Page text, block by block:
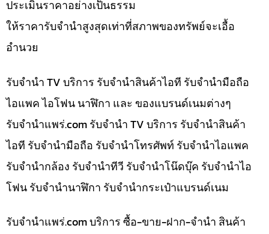
ประเมินราคาอย่างเป็นธรรม
ให้ราคารับจำนำสูงสุดเท่าที่สภาพของทรัพย์จะเอื้อ
อำนวย
รับจำนำ TV บริการ รับจำนำสินค้าไอที รับจำนำมือถือ
ไอแพค ไอโฟน นาฬิกา และ ของแบรนด์เนมต่างๆ
รับจํานําแพร่.com รับจำนำ TV บริการ รับจำนำสินค้า
ไอที รับจำนำมือถือ รับจำนำโทรศัพท์ รับจำนำไอแพค
รับจำนำกล้อง รับจำนำทีวี รับจำนำโน๊ดบุ๊ค รับจำนำไอ
โฟน รับจำนำนาฬิกา รับจำนำกระเป๋าแบรนด์เนม
รับจํานําแพร่.com บริการ ซื้อ-ขาย-ฝาก-จำนำ สินค้า